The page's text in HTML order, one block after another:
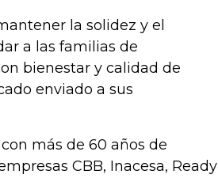
la solidez y el
a las familias de
bienestar y calidad de
enviado a sus
más de 60 años de
CBB, Inacesa, Ready